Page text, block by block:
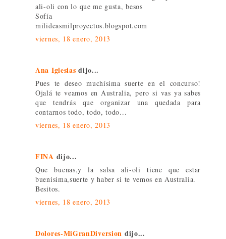
ali-oli con lo que me gusta, besos
Sofía
milideasmilproyectos.blogspot.com
viernes, 18 enero, 2013
Ana Iglesias dijo...
Pues te deseo muchísima suerte en el concurso!
Ojalá te veamos en Australia, pero si vas ya sabes
que tendrás que organizar una quedada para
contarnos todo, todo, todo...
viernes, 18 enero, 2013
FINA dijo...
Que buenas,y la salsa ali-oli tiene que estar
buenisima,suerte y haber si te vemos en Australia.
Besitos.
viernes, 18 enero, 2013
Dolores-MiGranDiversion dijo...